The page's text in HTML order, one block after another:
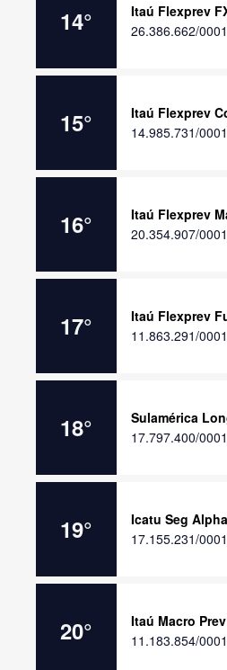
14°
Itaú Flexprev
26.386.662/
15°
Itaú Flexprev
14.985.731/
16°
Itaú Flexprev
20.354.907/
17°
Itaú Flexprev
11.863.291/
18°
Sulamérica
17.797.400/
19°
Icatu Seg
17.155.231/
20°
Itaú Macro
11.183.854/